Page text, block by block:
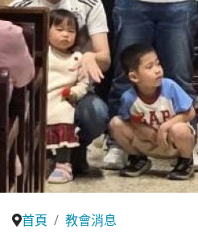
首頁
教會消息